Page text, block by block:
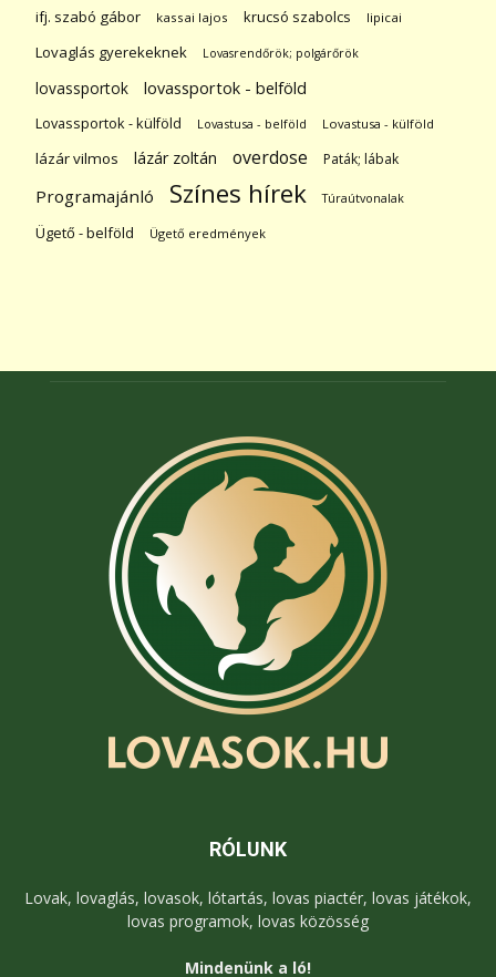
ifj. szabó gábor kassai lajos krucsó szabolcs lipicai
Lovaglás gyerekeknek Lovasrendőrök; polgárőrök
lovassportok lovassportok - belföld
Lovassportok - külföld Lovastusa - belföld Lovastusa - külföld
lázár vilmos lázár zoltán overdose Paták; lábak
Programajánló Színes hírek Túraútvonalak
Ügető - belföld Ügető eredmények
RÓLUNK
Lovak, lovaglás, lovasok, lótartás, lovas piactér, lovas játékok,
lovas programok, lovas közösség
Mindenünk a ló!